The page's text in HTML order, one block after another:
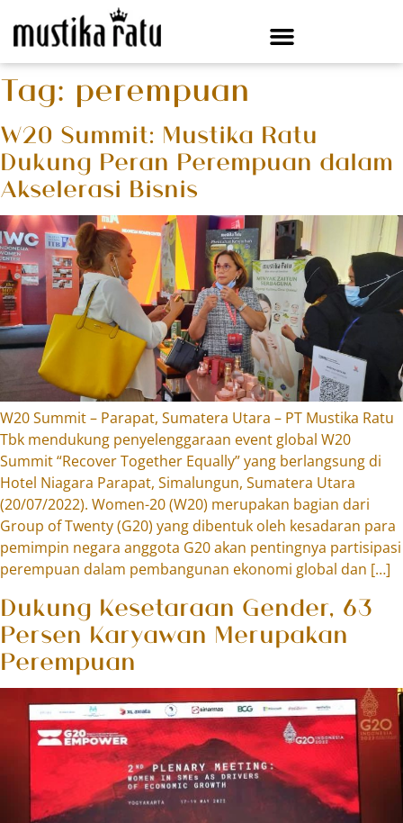
Tag: perempuan
W20 Summit: Mustika Ratu
Dukung Peran Perempuan dalam
Akselerasi Bisnis
W20 Summit – Parapat, Sumatera Utara – PT Mustika Ratu
Tbk mendukung penyelenggaraan event global W20
Summit “Recover Together Equally” yang berlangsung di
Hotel Niagara Parapat, Simalungun, Sumatera Utara
(20/07/2022). Women-20 (W20) merupakan bagian dari
Group of Twenty (G20) yang dibentuk oleh kesadaran para
pemimpin negara anggota G20 akan pentingnya partisipasi
perempuan dalam pembangunan ekonomi global dan […]
Dukung Kesetaraan Gender, 63
Persen Karyawan Merupakan
Perempuan